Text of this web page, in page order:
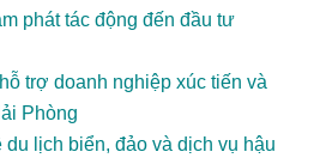
phát tác động đến đầu tư
trợ doanh nghiệp xúc tiến và
Phòng
lịch biển, đảo và dịch vụ hậu